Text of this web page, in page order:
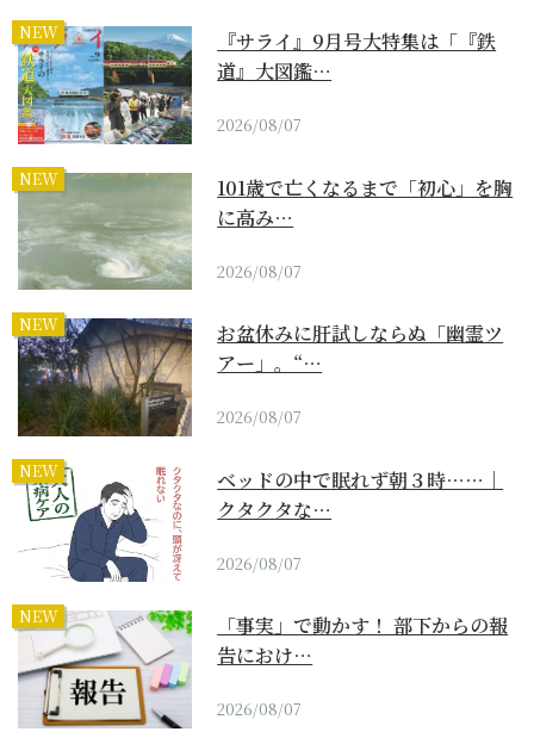
NEW
『サライ』9月号大特集は「『鉄
道』大図鑑…
2026/08/07
NEW
101歳で亡くなるまで「初心」を胸
に高み…
2026/08/07
NEW
お盆休みに肝試しならぬ「幽霊ツ
アー」。“…
2026/08/07
NEW
ベッドの中で眠れず朝３時……｜
クタクタな…
2026/08/07
NEW
「事実」で動かす！ 部下からの報
告におけ…
2026/08/07